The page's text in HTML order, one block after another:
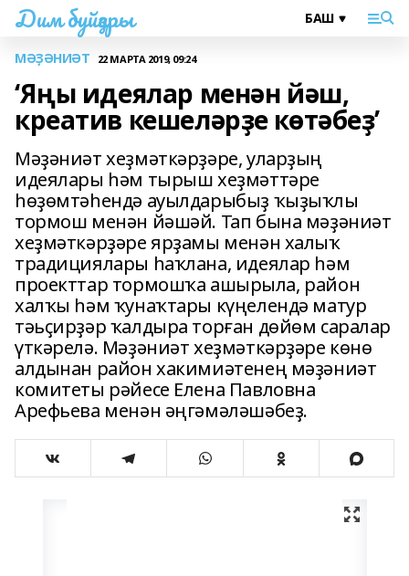
Дим буйҙары
МӘҘӘНИӘТ 22 МАРТА 2019, 09:24
‘Яңы идеялар менән йәш,
креатив кешеләрҙе көтәбеҙ’
Мәҙәниәт хеҙмәткәрҙәре, уларҙың
идеялары һәм тырыш хеҙмәттәре
һөҙөмтәһендә ауылдарыбыҙ ҡыҙыҡлы
тормош менән йәшәй. Тап бына мәҙәниәт
хеҙмәткәрҙәре ярҙамы менән халыҡ
традициялары һаҡлана, идеялар һәм
проекттар тормошҡа ашырыла, район
халҡы һәм ҡунаҡтары күңелендә матур
тәьҫирҙәр ҡалдыра торған дөйөм саралар
үткәрелә. Мәҙәниәт хеҙмәткәрҙәре көнө
алдынан район хакимиәтенең мәҙәниәт
комитеты рәйесе Елена Павловна
Арефьева менән әңгәмәләшәбеҙ.